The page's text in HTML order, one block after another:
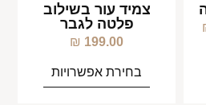
צמיד עור בשילוב
פלטה לגבר
199.00
₪
בחירת אפשרויות